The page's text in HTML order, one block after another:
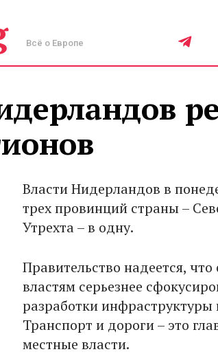
Всё о Европе
Власти Нидерландов в
трех провинций страны –
Утрехта – в одну.
Правительство надеется,
властям серьезнее
разработки
Транспорт и дороги – это
местные власти.